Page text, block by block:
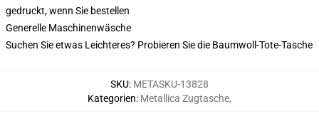
gedruckt, wenn Sie bestellen
Generelle Maschinenwäsche
Suchen Sie etwas Leichteres? Probieren Sie die Baumwoll-Tote-Tasche
SKU: METASKU-13828
Kategorien: Metallica Zugtasche,